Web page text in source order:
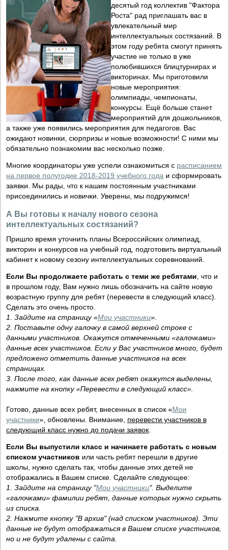
десятый год коллектив "Фактора
Роста" рад приглашать вас в
увлекательный мир
интеллектуальных состязаний. В
этом году ребята смогут принять
участие не только в уже
полюбившихся блицтурнирах и
викторинах. Мы приготовили
новые мероприятия:
олимпиады, чемпионаты,
конкурсы. Ещё больше станет
мероприятий для дошкольников,
а также уже появились мероприятия для педагогов. Вас
ожидают новинки, сюрпризы и новые возможности! С ними мы
обязательно познакомим вас несколько позже.
Многие координаторы уже успели ознакомиться с расписанием
на первое полугодие 2018-2019 учебного года и сформировать
заявки. Мы рады, что к нашим постоянным участниками
присоединились и новички. Уверены, мы подружимся!
А Вы готовы к началу нового сезона
интеллектуальных состязаний?
Пришло время уточнить планы Всероссийских олимпиад,
викторин и конкурсов на учебный год, подготовить виртуальный
кабинет к новому сезону интеллектуальных соревнований.
Если Вы продолжаете работать с теми же ребятами , что и
в прошлом году, Вам нужно лишь обозначить на сайте новую
возрастную группу для ребят (перевести в следующий класс).
Сделать это очень просто.
1. Зайдите на страницу «Мои участники».
2. Поставьте одну галочку в самой верхней строке с
данными участников. Окажутся отмеченными «галочками»
данные всех участников. Если у Вас участников много, будет
предложено отметить данные участников на всех
страницах.
3. После того, как данные всех ребят окажутся выделены,
нажмите на кнопку «Перевести в следующий класс».
Готово, данные всех ребят, внесенных в список «Мои
участники», обновлены. Внимание, перевести участников в
следующий класс нужно до подачи заявок
Если Вы выпустили класс и начинаете работать с новым
списком участников или часть ребят перешли в другие
школы, нужно сделать так, чтобы данные этих детей не
отображались в Вашем списке. Сделайте следующее:
1. Зайдите на страницу "Мои участники". Выделите
«галочками» фамилии ребят, данные которых нужно скрыть
из списка.
2. Нажмите кнопку "В архив" (над списком участников). Эти
данные не будут отображаться в Вашем списке участников,
но и не будут удалены с сайта.